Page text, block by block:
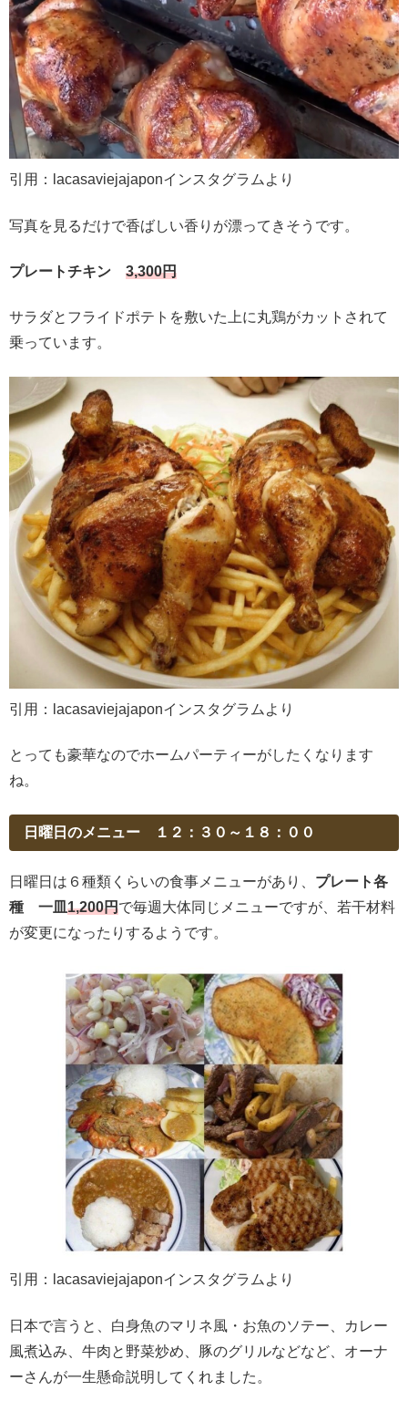
引用：lacasaviejajaponインスタグラムより
写真を見るだけで香ばしい香りが漂ってきそうです。
プレートチキン 3,300円
サラダとフライドポテトを敷いた上に丸鶏がカットされて
乗っています。
引用：lacasaviejajaponインスタグラムより
とっても豪華なのでホームパーティーがしたくなります
ね。
日曜日のメニュー １２：３０～１８：００
日曜日は６種類くらいの食事メニューがあり、 プレート各
種 一皿 1,200円で毎週大体同じメニューですが、若干材料
が変更になったりするようです。
引用：lacasaviejajaponインスタグラムより
日本で言うと、白身魚のマリネ風・お魚のソテー、カレー
風煮込み、牛肉と野菜炒め、豚のグリルなどなど、オーナ
ーさんが一生懸命説明してくれました。